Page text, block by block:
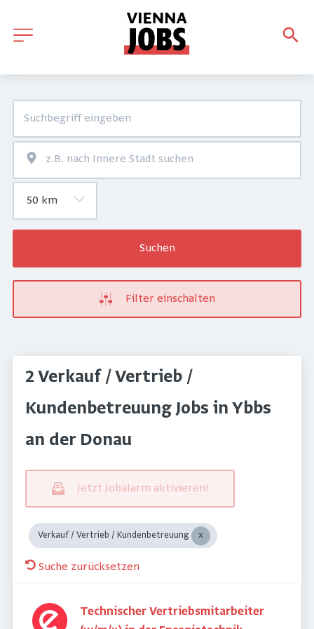
Suchen
Filter einschalten
2 Verkauf / Vertrieb /
Kundenbetreuung Jobs in Ybbs
an der Donau
Jetzt Jobalarm aktivieren!
Verkauf / Vertrieb / Kundenbetreuung
Suche zurücksetzen
Technischer Vertriebsmitarbeiter